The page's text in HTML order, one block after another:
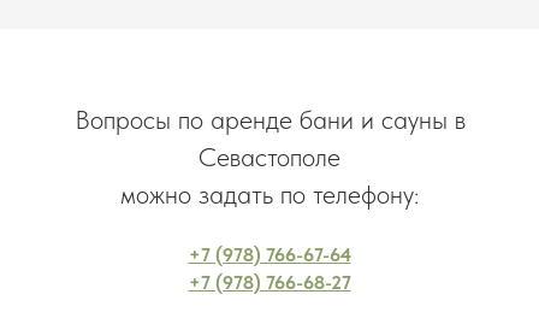
Вопросы по аренде бани и сауны в
Севастополе
можно задать по телефону:
+7 (978) 766-67-64
+7 (978) 766-68-27